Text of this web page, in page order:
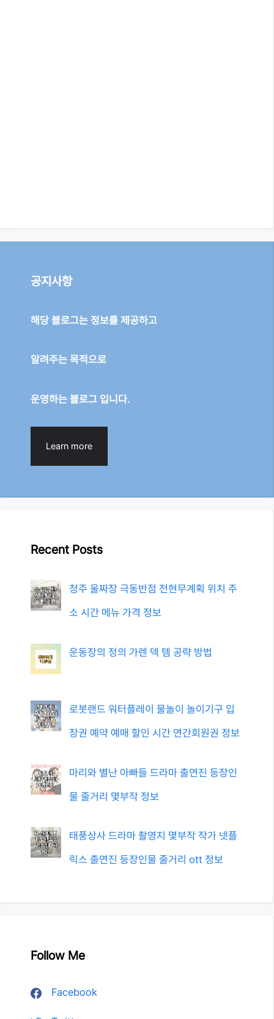
공지사항
해당 블로그는 정보를 제공하고
알려주는 목적으로
운영하는 블로그 입니다.
Learn more
Recent Posts
청주 울짜장 극동반점 전현무계획 위치 주
소 시간 메뉴 가격 정보
운동장의 정의 가렌 덱 템 공략 방법
로봇랜드 워터플레이 물놀이 놀이기구 입
장권 예약 예매 할인 시간 연간회원권 정보
마리와 별난 아빠들 드라마 출연진 등장인
물 줄거리 몇부작 정보
태풍상사 드라마 촬영지 몇부작 작가 넷플
릭스 출연진 등장인물 줄거리 ott 정보
Follow Me
Facebook